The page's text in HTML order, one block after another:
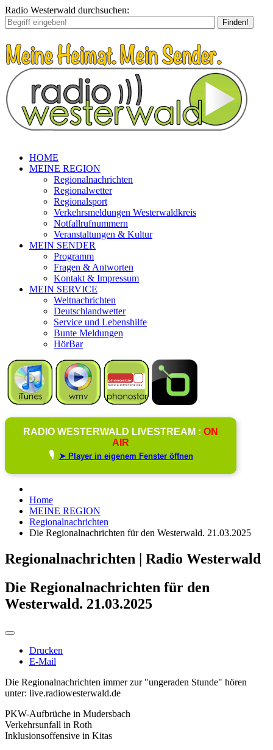
Radio Westerwald durchsuchen:
Finden!
HOME
MEINE REGION
Regionalnachrichten
Regionalwetter
Regionalsport
Verkehrsmeldungen Westerwaldkreis
Notfallrufnummern
Veranstaltungen & Kultur
MEIN SENDER
Programm
Fragen & Antworten
Kontakt & Impressum
MEIN SERVICE
Weltnachrichten
Deutschlandwetter
Service und Lebenshilfe
Bunte Meldungen
HörBar
RADIO WESTERWALD LIVESTREAM : ON
AIR
🎙️ ➤ Player in eigenem Fenster öffnen
Home
MEINE REGION
Regionalnachrichten
Die Regionalnachrichten für den Westerwald. 21.03.2025
Regionalnachrichten | Radio Westerwald
Die Regionalnachrichten für den
Westerwald. 21.03.2025
Drucken
E-Mail
Die Regionalnachrichten immer zur "ungeraden Stunde" hören
unter: live.radiowesterwald.de
PKW-Aufbrüche in Mudersbach
Verkehrsunfall in Roth
Inklusionsoffensive in Kitas